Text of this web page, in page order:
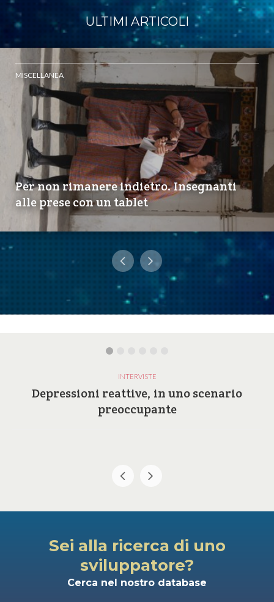
ULTIMI ARTICOLI
MISCELLANEA
Per non rimanere indietro. Insegnanti
alle prese con un tablet
INTERVISTE
Depressioni reattive, in uno scenario
preoccupante
Sei alla ricerca di uno
sviluppatore?
Cerca nel nostro database